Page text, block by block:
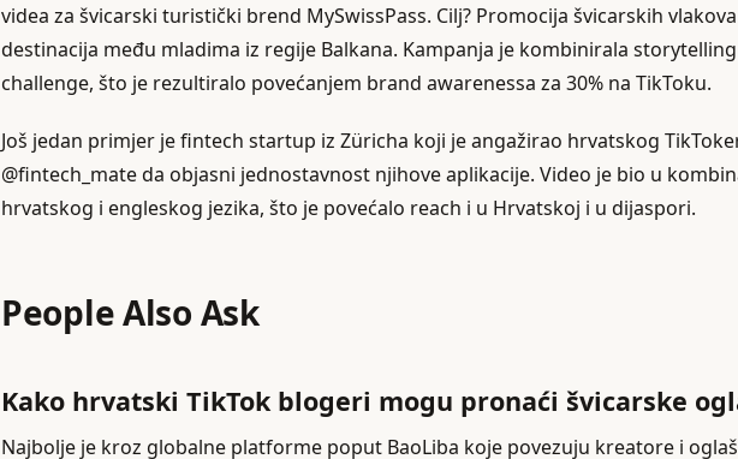
videa za švicarski turistički brend MySwissPass. Cilj? Promocija švicarskih
destinacija među mladima iz regije Balkana. Kampanja je kombinirala
challenge, što je rezultiralo povećanjem brand awarenessa za 30% na TikToku.
Još jedan primjer je fintech startup iz Züricha koji je angažirao hrvatskog
@fintech_mate da objasni jednostavnost njihove aplikacije. Video je bio u
hrvatskog i engleskog jezika, što je povećalo reach i u Hrvatskoj i u dijaspori.
People Also Ask
Kako hrvatski TikTok blogeri mogu pronaći švicarske
Najbolje je kroz globalne platforme poput BaoLiba koje povezuju kreatore i